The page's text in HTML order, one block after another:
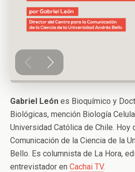
Gabriel León es Bioquímico y
Biológicas, mención Biología
Universidad Católica de Chile. Hoy
Comunicación de la Ciencia de la
Bello. Es columnista de La Hora,
entrevistador en Cachai TV.